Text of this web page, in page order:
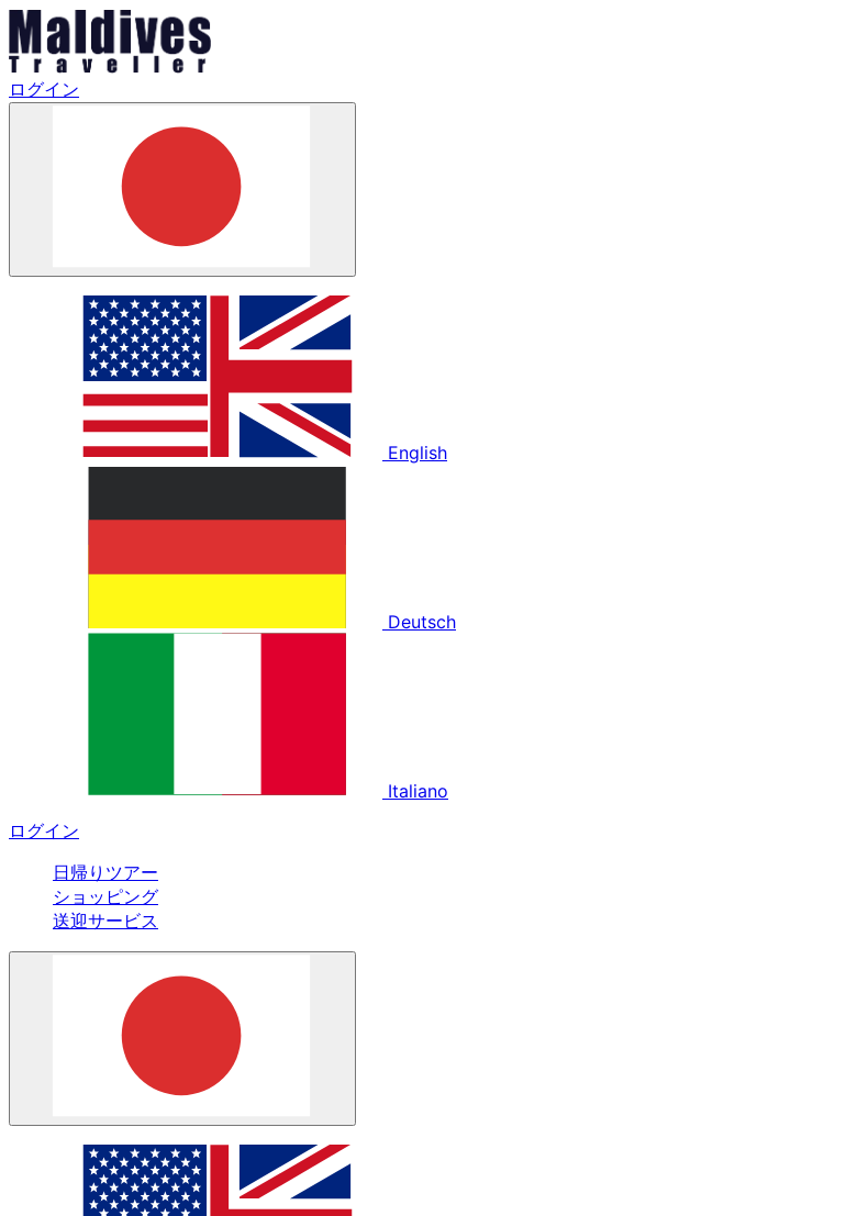
ログイン
English
Deutsch
Italiano
ログイン
日帰りツアー
ショッピング
送迎サービス